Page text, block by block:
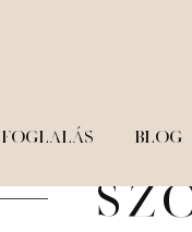
FOGLALÁS BLOG